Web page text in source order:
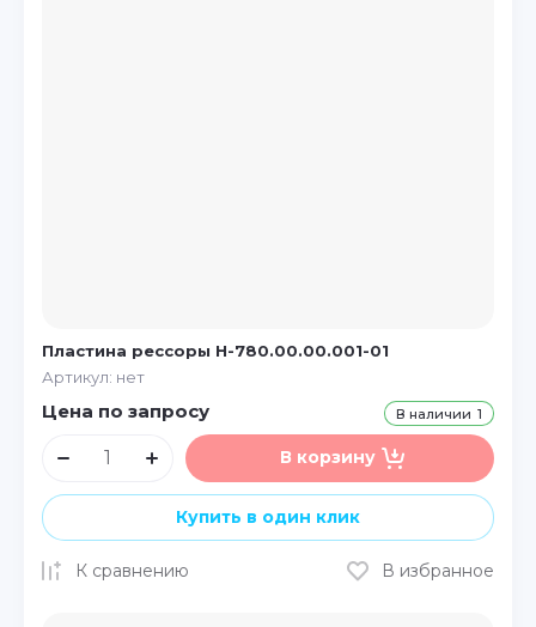
Пластина рессоры Н-780.00.00.001-01
Артикул: нет
В наличии 1
Цена по запросу
В корзину
Купить в один клик
К сравнению В избранное